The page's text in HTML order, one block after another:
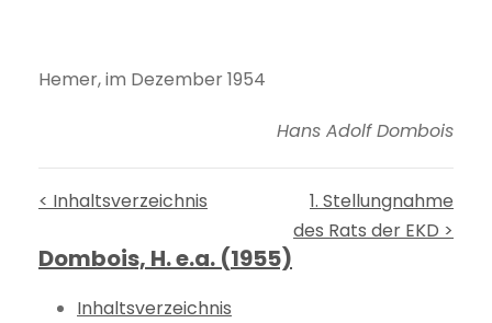
Hemer, im Dezember 1954
Hans Adolf Dombois
< Inhaltsverzeichnis
1. Stellungnahme
des Rats der EKD >
Dombois, H. e.a. (1955)
Inhaltsverzeichnis